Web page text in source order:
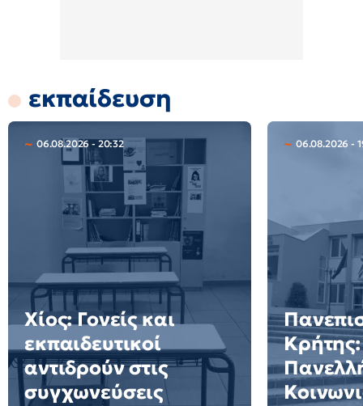
εκπαίδευση
06.08.2026 - 20:32
Χίος: Γονείς και
εκπαιδευτικοί
αντιδρούν στις
συγχωνεύσεις
06.08.2026 -